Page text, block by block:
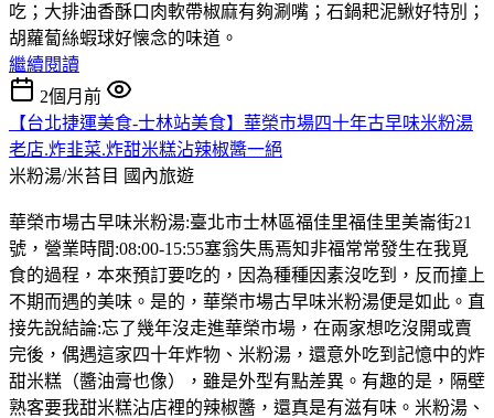
吃；大排油香酥口肉軟帶椒麻有夠涮嘴；石鍋耙泥鰍好特別；
胡蘿蔔絲蝦球好懐念的味道。
繼續閱讀
2個月前
【台北捷運美食-士林站美食】華榮市場四十年古早味米粉湯
老店.炸韭菜.炸甜米糕沾辣椒醬一絕
米粉湯/米苔目 國內旅遊
華榮市場古早味米粉湯:臺北市士林區福佳里福佳里美崙街21
號，營業時間:08:00-15:55塞翁失馬焉知非福常常發生在我覓
食的過程，本來預訂要吃的，因為種種因素沒吃到，反而撞上
不期而遇的美味。是的，華榮市場古早味米粉湯便是如此。直
接先說結論:忘了幾年沒走進華榮市場，在兩家想吃沒開或賣
完後，偶遇這家四十年炸物、米粉湯，還意外吃到記憶中的炸
甜米糕（醬油膏也像），雖是外型有點差異。有趣的是，隔壁
熟客要我甜米糕沾店裡的辣椒醬，還真是有滋有味。米粉湯、